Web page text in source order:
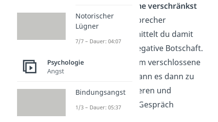
Arme verschränkst
oder dich vom Sprecher
abwendest, vermittelt du damit
hingegen eine negative Botschaft.
Durch eine extrem verschlossene
Körperhaltung kann es dann zu
einem schwierigeren und
unangenehmen Gespräch
Notorischer
Lügner
7/7 – Dauer: 04:07
Psychologie
Angst
Bindungsangst
1/3 – Dauer: 05:37